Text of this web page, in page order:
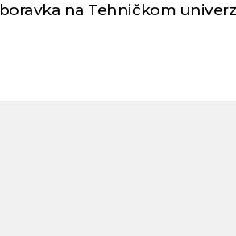
boravka na Tehničkom